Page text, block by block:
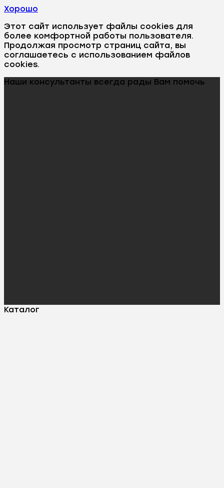
Хорошо
Этот сайт использует файлы cookies для
более комфортной работы пользователя.
Продолжая просмотр страниц сайта, вы
соглашаетесь с использованием файлов
cookies.
Наши консультанты всегда рады Вам помочь
Каталог